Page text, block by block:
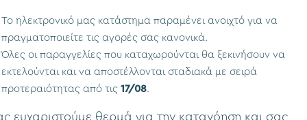
Nanobox
Η απόλυτη
και αντικειμένων!
Το ηλεκτρονικό μας κατάστημα παραμένει ανοιχτό για να
πραγματοποιείτε τις αγορές σας κανονικά.
Όλες οι παραγγελίες που καταχωρούνται θα ξεκινήσουν να
εκτελούνται και να αποστέλλονται σταδιακά με σειρά
προτεραιότητας από τις 17/08.
ευχαριστούμε θερμά για την κατανόηση και σας